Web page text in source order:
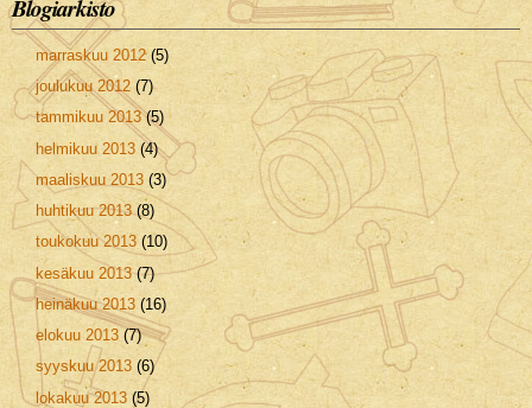
Blogiarkisto
marraskuu 2012(5)
joulukuu 2012(7)
tammikuu 2013(5)
helmikuu 2013(4)
maaliskuu 2013(3)
huhtikuu 2013(8)
toukokuu 2013(10)
kesäkuu 2013(7)
heinäkuu 2013(16)
elokuu 2013(7)
syyskuu 2013(6)
lokakuu 2013(5)